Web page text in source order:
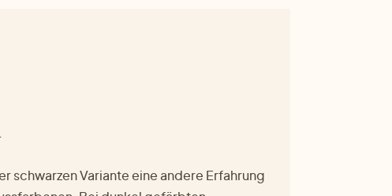
schwarzen Variante eine andere Erfahrung